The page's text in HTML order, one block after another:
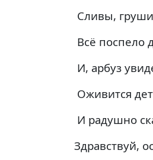
Сливы, груши,
Всё поспело для
И, арбуз
Оживится
И радушно
Здравствуй,